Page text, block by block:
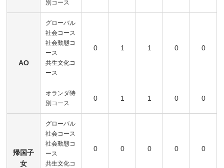
別コース
AO
グローバル
社会コース
社会動態コ
ース
共生文化コ
ース
0 1 1 0 0
オランダ特
別コース
0 1 1 0 0
帰国子
女
グローバル
社会コース
社会動態コ
ース
共生文化コ
0 0 0 0 0